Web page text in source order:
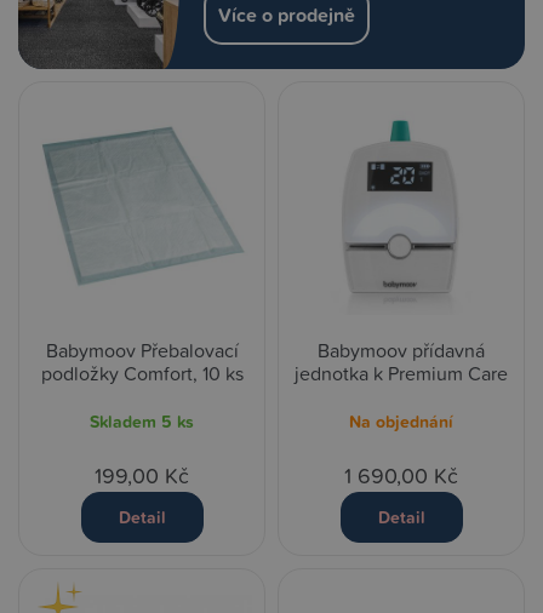
Více o prodejně
Babymoov Přebalovací
podložky Comfort, 10 ks
Skladem 5 ks
199,00 Kč
Detail
Babymoov přídavná
jednotka k Premium Care
Na objednání
1 690,00 Kč
Detail